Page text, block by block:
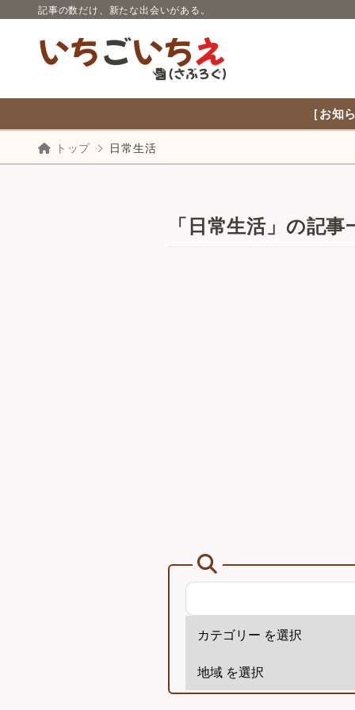
記事の数だけ、新たな出会いがある。
［お知
トップ 日常生活
「日常生活」の記事
ー
カ